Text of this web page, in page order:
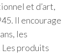
et d’art,
Il encourage
les
produits